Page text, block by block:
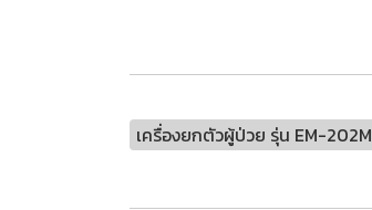
เครื่องยกตัวผู้ป่วย รุ่น EM-202M